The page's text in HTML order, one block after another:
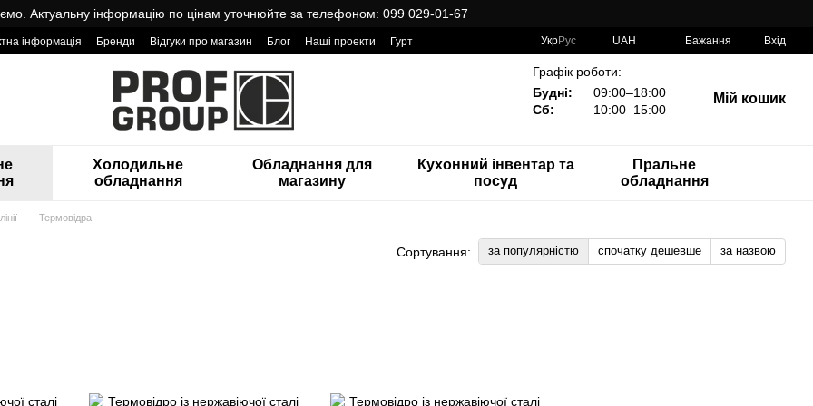
Актуальну інформацію по цінам уточнюйте за телефоном: 099 029-01-67
інформація Бренди Відгуки про магазин Блог Наші проекти
Гурт
УкрРус UAH Бажання Вхід
Графік роботи:
Будні:
09:00–18:00
Сб:
10:00–15:00
Мій кошик
Холодильне
обладнання
Обладнання для
магазину
Кухонний інвентар та
посуд
Пральне
обладнання
Термовідра
Сортування: за популярністю спочатку дешевше за назвою